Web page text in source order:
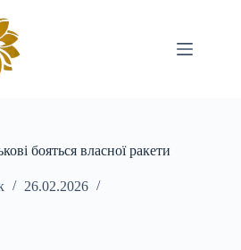
бояться власної ракети
26.02.2026